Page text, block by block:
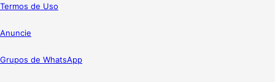
Termos de Uso
Anuncie
Grupos de WhatsApp